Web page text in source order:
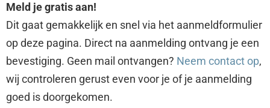
Meld je gratis aan!
Dit gaat gemakkelijk en snel via het aanmeldformulier
op deze pagina. Direct na aanmelding ontvang je een
bevestiging. Geen mail ontvangen? Neem contact op,
wij controleren gerust even voor je of je aanmelding
goed is doorgekomen.